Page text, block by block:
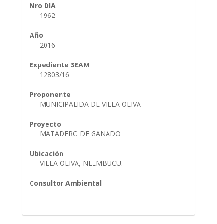
Nro DIA
1962
Año
2016
Expediente SEAM
12803/16
Proponente
MUNICIPALIDA DE VILLA OLIVA
Proyecto
MATADERO DE GANADO
Ubicación
VILLA OLIVA, ÑEEMBUCU.
Consultor Ambiental